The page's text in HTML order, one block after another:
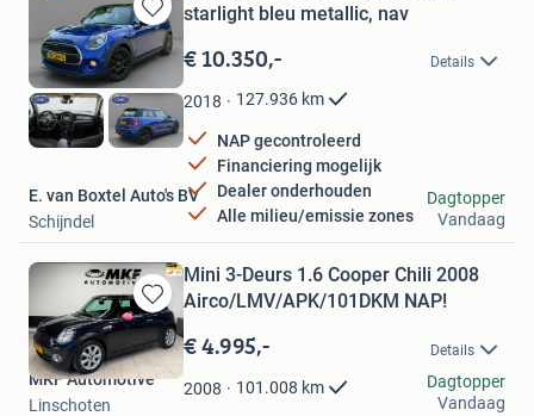
Bewaren
in
Mijn
Favorieten
starlight bleu metallic, nav
€ 10.350,- Details
2018 127.936 km
NAP gecontroleerd
Financiering mogelijk
Dealer onderhouden
Alle milieu/emissie zones
E. van Boxtel Auto's BV
Schijndel
Dagtopper
Vandaag
Bewaren
in
Mijn
Favorieten
Mini 3-Deurs 1.6 Cooper Chili 2008
Airco/LMV/APK/101DKM NAP!
€ 4.995,- Details
2008 101.008 km
MKF Automotive
Linschoten
Dagtopper
Vandaag